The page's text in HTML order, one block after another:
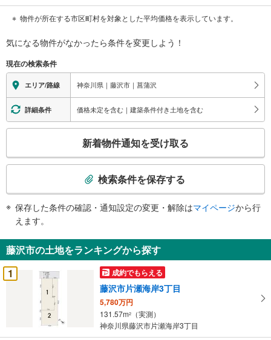
物件が所在する市区町村を対象とした平均価格を表示しています。
気になる物件がなかったら条件を変更しよう！
現在の検索条件
エリア/路線 神奈川県｜藤沢市｜菖蒲沢
詳細条件 価格未定を含む｜建築条件付き土地を含む
検
知
を
受
け
新着物件通知を受け取る
検索条件を保存する
保存した条件の確認・通知設定の変更・解除はマイページから行
えます。
藤沢市の土地をランキングから探す
1
成約でもらえる
藤沢市片瀬海岸3丁目
5,780万円
131.57m2
（実測）
神奈川県藤沢市片瀬海岸3丁目